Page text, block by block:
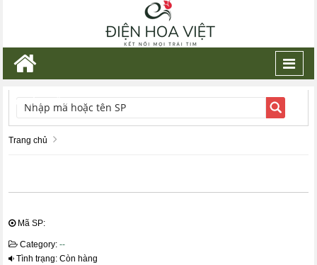
TÌM KIẾM
Trang chủ
Mã SP:
Category:--
Tình trạng: Còn hàng